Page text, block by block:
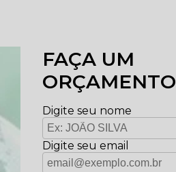
FAÇA UM
ORÇAMENTO
Digite seu nome
Digite seu email